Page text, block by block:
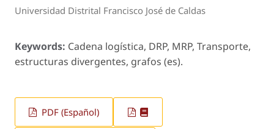
Universidad Distrital Francisco José de Caldas
Keywords: Cadena logística, DRP, MRP, Transporte,
estructuras divergentes, grafos (es).
PDF (Español)